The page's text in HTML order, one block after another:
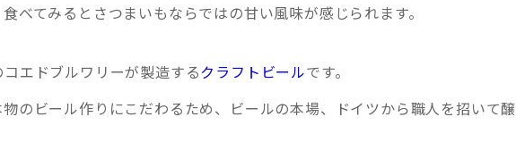
べてみるとさつまいもならではの甘い風味が感じられます。
エドブルワリーが製造するクラフトビールです。
のビール作りにこだわるため、ビールの本場、ドイツから職人を招いて醸